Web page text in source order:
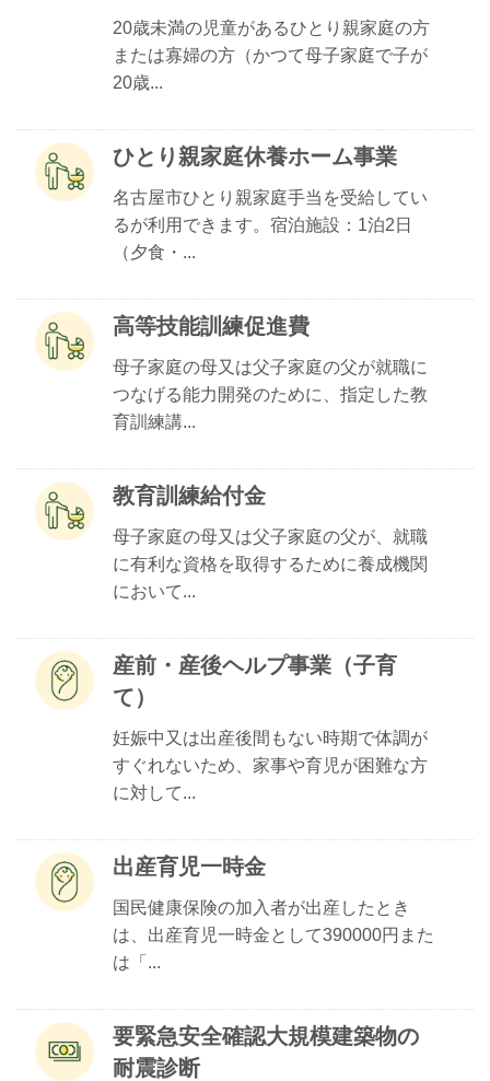
20歳未満の児童があるひとり親家庭の方
または寡婦の方（かつて母子家庭で子が
20歳...
ひとり親家庭休養ホーム事業
名古屋市ひとり親家庭手当を受給してい
るが利用できます。宿泊施設：1泊2日
（夕食・...
高等技能訓練促進費
母子家庭の母又は父子家庭の父が就職に
つなげる能力開発のために、指定した教
育訓練講...
教育訓練給付金
母子家庭の母又は父子家庭の父が、就職
に有利な資格を取得するために養成機関
において...
産前・産後ヘルプ事業（子育
て）
妊娠中又は出産後間もない時期で体調が
すぐれないため、家事や育児が困難な方
に対して...
出産育児一時金
国民健康保険の加入者が出産したとき
は、出産育児一時金として390000円また
は「...
要緊急安全確認大規模建築物の
耐震診断